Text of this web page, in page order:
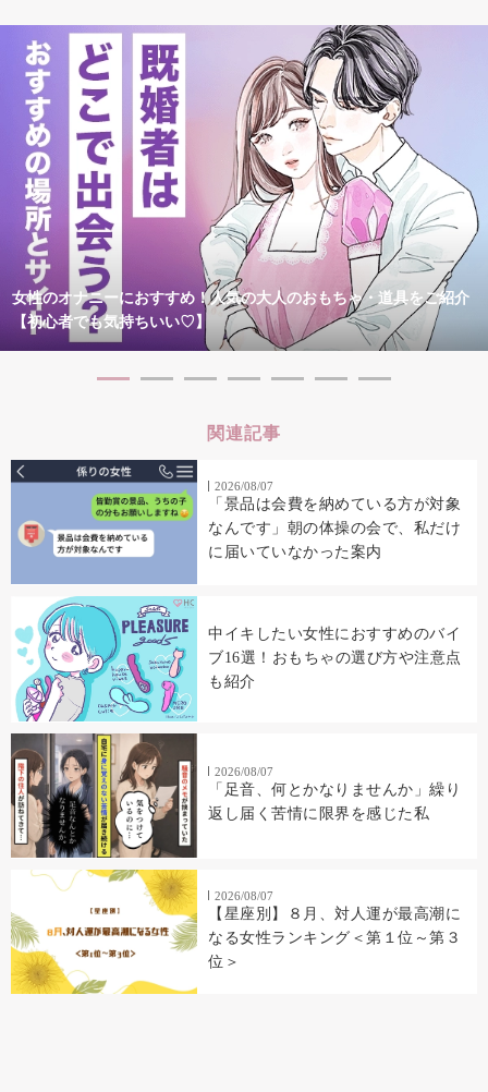
女性のオナニーにおすすめ！人気の大人のおもちゃ・道具をご紹介
【初心者でも気持ちいい♡】
関連記事
2026/08/07
「景品は会費を納めている方が対象
なんです」朝の体操の会で、私だけ
に届いていなかった案内
中イキしたい女性におすすめのバイ
ブ16選！おもちゃの選び方や注意点
も紹介
2026/08/07
「足音、何とかなりませんか」繰り
返し届く苦情に限界を感じた私
2026/08/07
【星座別】８月、対人運が最高潮に
なる女性ランキング＜第１位～第３
位＞